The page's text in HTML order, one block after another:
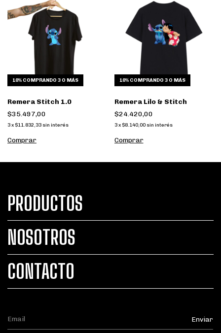
10% COMPRANDO 3 O MÁS
Remera Stitch 1.0
$35.497,00
3x $11.832,33 sin interés
Comprar
10% COMPRANDO 3 O MÁS
Remera Lilo & Stitch
$24.420,00
3 x $8.140,00 sin interés
Comprar
PRODUCTOS
NOSOTROS
CONTACTO